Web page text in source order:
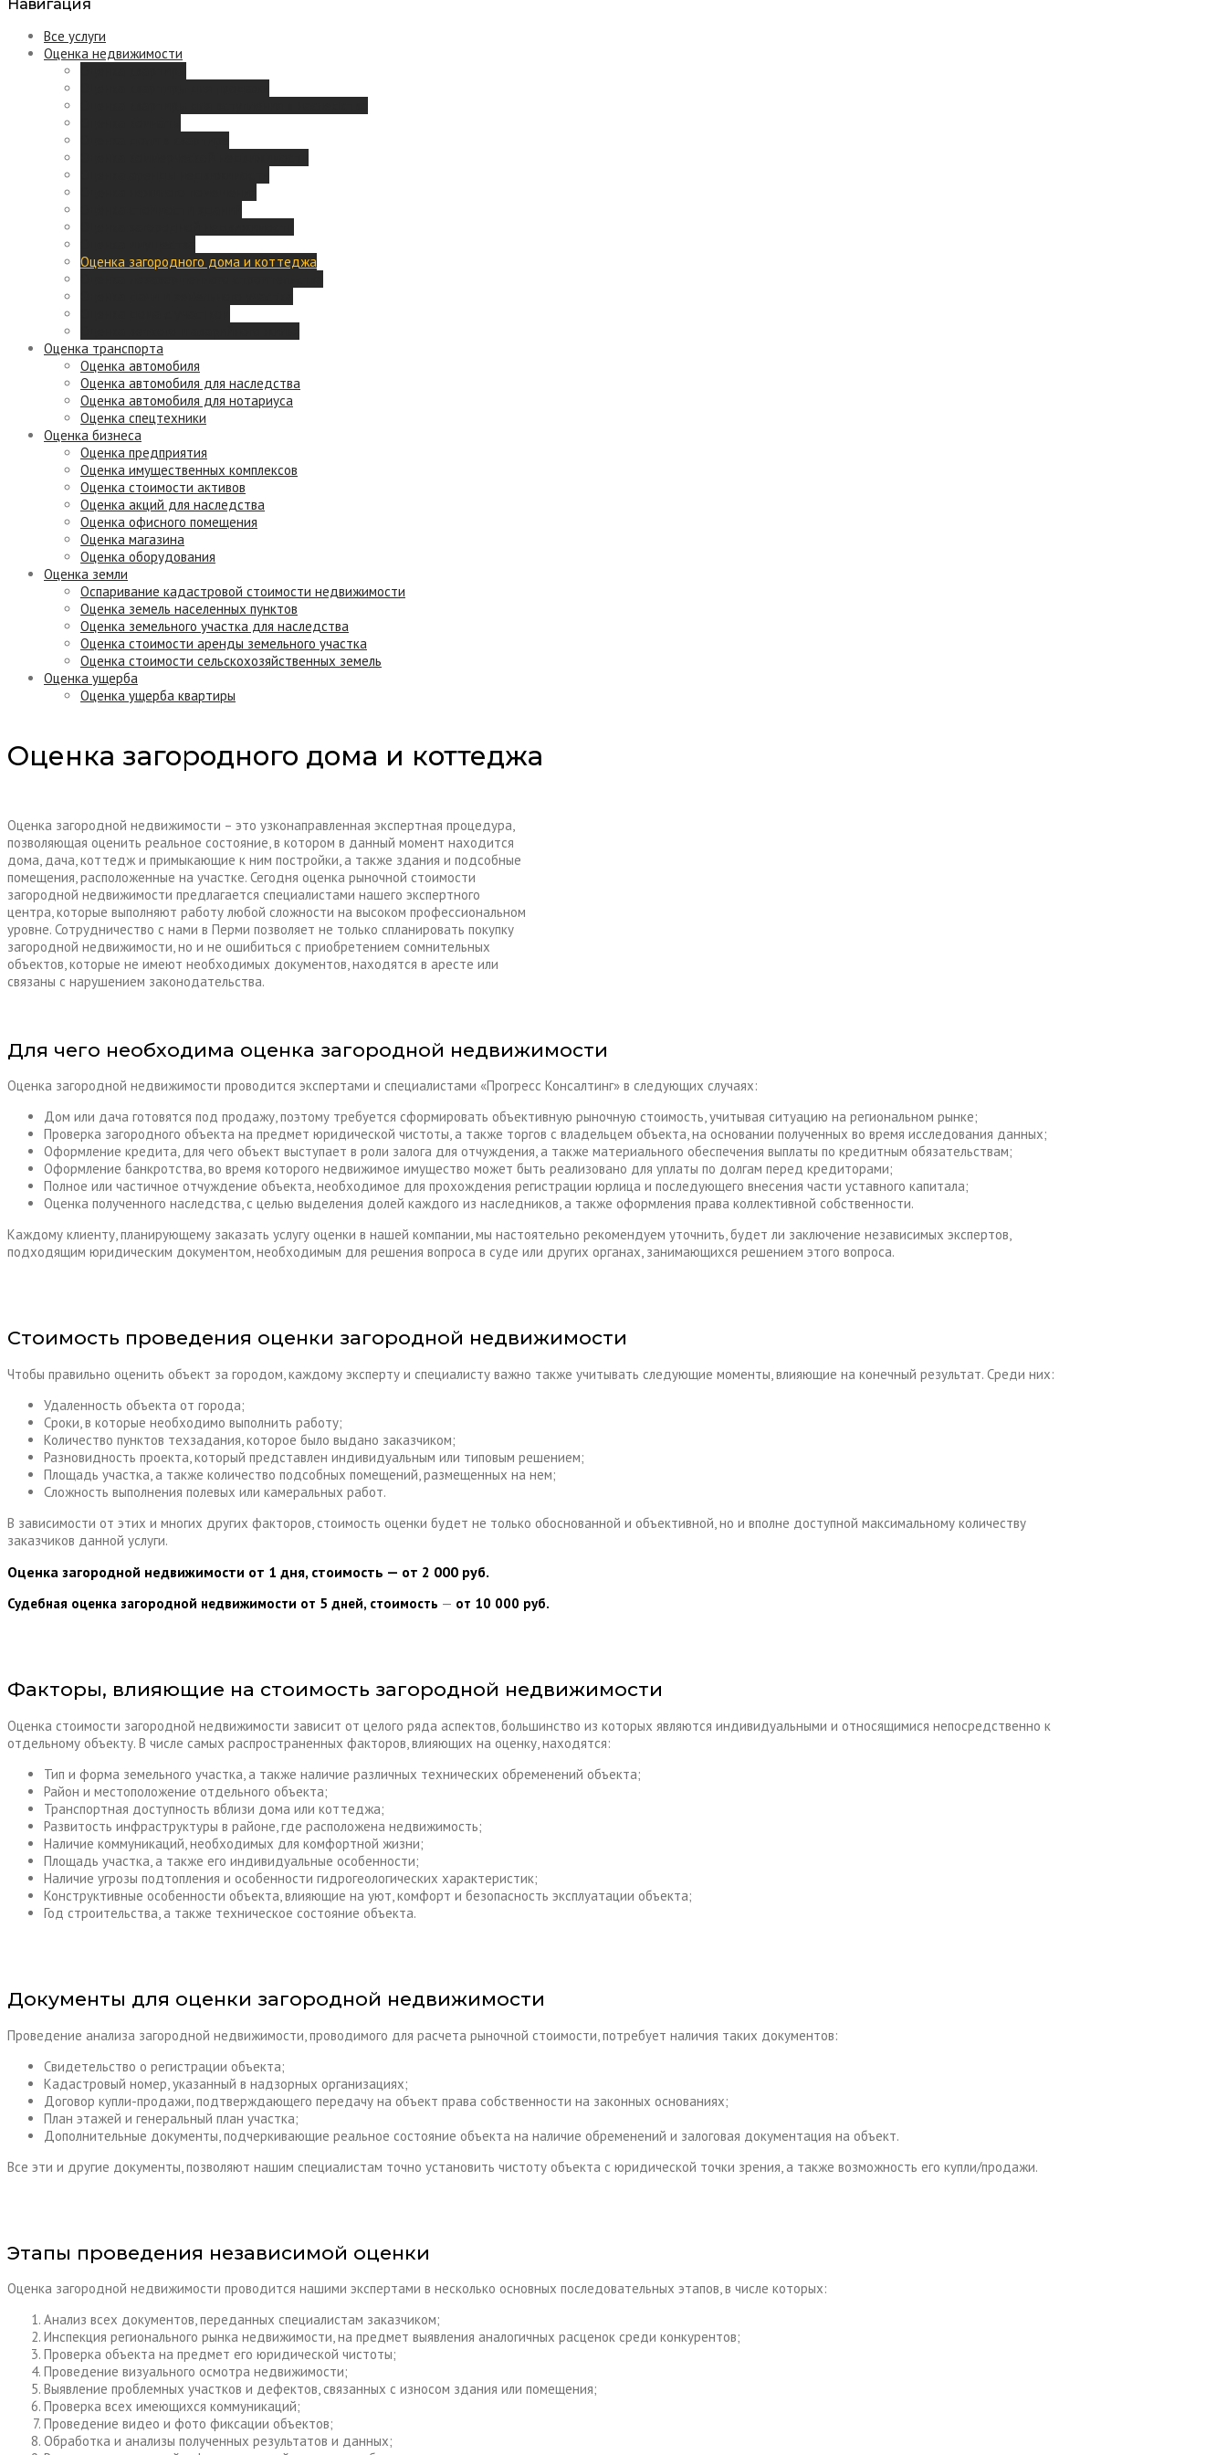
Навигация
Все услуги
Оценка недвижимости
Оценка загородного дома и коттеджа
Оценка транспорта
Оценка автомобиля
Оценка автомобиля для наследства
Оценка автомобиля для нотариуса
Оценка спецтехники
Оценка бизнеса
Оценка предприятия
Оценка имущественных комплексов
Оценка стоимости активов
Оценка акций для наследства
Оценка офисного помещения
Оценка магазина
Оценка оборудования
Оценка земли
Оспаривание кадастровой стоимости недвижимости
Оценка земель населенных пунктов
Оценка земельного участка для наследства
Оценка стоимости аренды земельного участка
Оценка стоимости сельскохозяйственных земель
Оценка ущерба
Оценка ущерба квартиры
Оценка загородного дома и коттеджа
Оценка загородной недвижимости – это узконаправленная экспертная процедура,
позволяющая оценить реальное состояние, в котором в данный момент находится
дома, дача, коттедж и примыкающие к ним постройки, а также здания и подсобные
помещения, расположенные на участке. Сегодня оценка рыночной стоимости
загородной недвижимости предлагается специалистами нашего экспертного
центра, которые выполняют работу любой сложности на высоком профессиональном
уровне. Сотрудничество с нами в Перми позволяет не только спланировать покупку
загородной недвижимости, но и не ошибиться с приобретением сомнительных
объектов, которые не имеют необходимых документов, находятся в аресте или
связаны с нарушением законодательства.
Для чего необходима оценка загородной недвижимости
Оценка загородной недвижимости проводится экспертами и специалистами «Прогресс Консалтинг» в следующих случаях:
Дом или дача готовятся под продажу, поэтому требуется сформировать объективную рыночную стоимость, учитывая ситуацию на региональном рынке;
Проверка загородного объекта на предмет юридической чистоты, а также торгов с владельцем объекта, на основании полученных во время исследования данных;
Оформление кредита, для чего объект выступает в роли залога для отчуждения, а также материального обеспечения выплаты по кредитным обязательствам;
Оформление банкротства, во время которого недвижимое имущество может быть реализовано для уплаты по долгам перед кредиторами;
Полное или частичное отчуждение объекта, необходимое для прохождения регистрации юрлица и последующего внесения части уставного капитала;
Оценка полученного наследства, с целью выделения долей каждого из наследников, а также оформления права коллективной собственности.
Каждому клиенту, планирующему заказать услугу оценки в нашей компании, мы настоятельно рекомендуем уточнить, будет ли заключение независимых экспертов,
подходящим юридическим документом, необходимым для решения вопроса в суде или других органах, занимающихся решением этого вопроса.
Стоимость проведения оценки загородной недвижимости
Чтобы правильно оценить объект за городом, каждому эксперту и специалисту важно также учитывать следующие моменты, влияющие на конечный результат. Среди них:
Удаленность объекта от города;
Сроки, в которые необходимо выполнить работу;
Количество пунктов техзадания, которое было выдано заказчиком;
Разновидность проекта, который представлен индивидуальным или типовым решением;
Площадь участка, а также количество подсобных помещений, размещенных на нем;
Сложность выполнения полевых или камеральных работ.
В зависимости от этих и многих других факторов, стоимость оценки будет не только обоснованной и объективной, но и вполне доступной максимальному количеству
заказчиков данной услуги.
Оценка загородной недвижимости от 1 дня, стоимость — от 2 000 руб.
Судебная оценка загородной недвижимости от 5 дней, стоимость — от 10 000 руб.
Факторы, влияющие на стоимость загородной недвижимости
Оценка стоимости загородной недвижимости зависит от целого ряда аспектов, большинство из которых являются индивидуальными и относящимися непосредственно к
отдельному объекту. В числе самых распространенных факторов, влияющих на оценку, находятся:
Тип и форма земельного участка, а также наличие различных технических обременений объекта;
Район и местоположение отдельного объекта;
Транспортная доступность вблизи дома или коттеджа;
Развитость инфраструктуры в районе, где расположена недвижимость;
Наличие коммуникаций, необходимых для комфортной жизни;
Площадь участка, а также его индивидуальные особенности;
Наличие угрозы подтопления и особенности гидрогеологических характеристик;
Конструктивные особенности объекта, влияющие на уют, комфорт и безопасность эксплуатации объекта;
Год строительства, а также техническое состояние объекта.
Документы для оценки загородной недвижимости
Проведение анализа загородной недвижимости, проводимого для расчета рыночной стоимости, потребует наличия таких документов:
Свидетельство о регистрации объекта;
Кадастровый номер, указанный в надзорных организациях;
Договор купли-продажи, подтверждающего передачу на объект права собственности на законных основаниях;
План этажей и генеральный план участка;
Дополнительные документы, подчеркивающие реальное состояние объекта на наличие обременений и залоговая документация на объект.
Все эти и другие документы, позволяют нашим специалистам точно установить чистоту объекта с юридической точки зрения, а также возможность его купли/продажи.
Этапы проведения независимой оценки
Оценка загородной недвижимости проводится нашими экспертами в несколько основных последовательных этапов, в числе которых:
Анализ всех документов, переданных специалистам заказчиком;
Инспекция регионального рынка недвижимости, на предмет выявления аналогичных расценок среди конкурентов;
Проверка объекта на предмет его юридической чистоты;
Проведение визуального осмотра недвижимости;
Выявление проблемных участков и дефектов, связанных с износом здания или помещения;
Проверка всех имеющихся коммуникаций;
Проведение видео и фото фиксации объектов;
Обработка и анализы полученных результатов и данных;